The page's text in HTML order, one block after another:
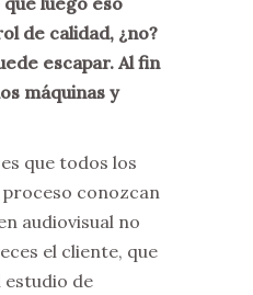
de calidad, ¿no?
escapar. Al fin
máquinas y
que todos los
conozcan
audiovisual no
el cliente, que
estudio de